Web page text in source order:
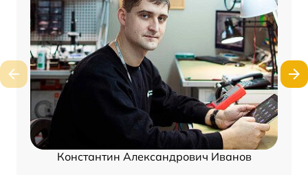
Константин Александрович Иванов